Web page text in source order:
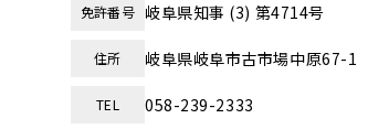
免許番号 岐阜県知事 (3) 第4714号
住所 岐阜県岐阜市古市場中原67-1
TEL 058-239-2333